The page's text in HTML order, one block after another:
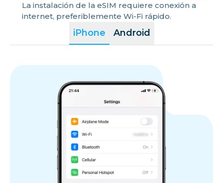
iPhone Android
La instalación de la eSIM requiere conexión a
internet, preferiblemente Wi-Fi rápido.